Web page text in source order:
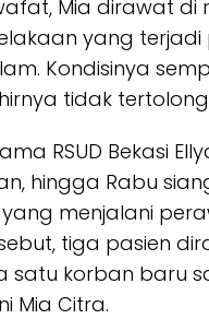
Mia dirawat di
yang terjadi
Kondisinya
tidak
RSUD Bekasi
hingga Rabu
menjalani
tiga pasien
satu korban baru
Mia Citra.